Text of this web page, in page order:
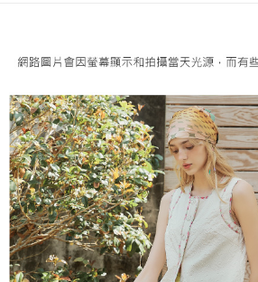
帳／街口支付／iPASS MONEY」等通路繳費。
1.本服務係由「台灣大哥大股份有限公司」（以
用戶於交易時，得透過本服務購買商品或服務，
買賣價金債權讓與本公司後，依約使用本公司帳
2.基於同意付款使用「大哥付你分期」之契約關
資料（包含姓名、電話或地址）提供予台灣大哥
由本公司與您本人進行分期帳單所需資料之確認
3.完整用戶服務條款，請詳閱以下連結：
https://
２．訂單成立數日內，您將收到繳費通知簡訊。
ATM／網路銀行／等多元方式進行付款，方視為
※ 請注意：結帳手續完成當下不需立刻繳費，但
購買商品的店家。未經商家同意取消之訂單仍視
後付繳納相關費用。
※ 交易是否成功請以「AFTEE先享後付 」之結帳
是否繳費成功／繳費後需取消欲退款等相關疑問
客戶支援中心」https://
【注意事項】
１．透過由恩沛科技股份有限公司提供之「
易，需依本服務之必要範圍內提供個人資料，並
權轉讓予恩沛科技股份有限公司。
萊爾富取貨付款
每筆NT$120，滿NT$2,500(含以上)免運費
付款後萊爾富取貨
每筆NT$120，滿NT$2,500(含以上)免運費
7-11取貨付款
每筆NT$120，滿NT$2,500(含以上)免運費
付款後7-11取貨
每筆NT$120，滿NT$2,500(含以上)免運費